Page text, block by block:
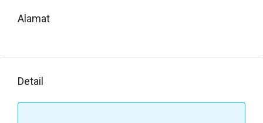
Alamat
Detail